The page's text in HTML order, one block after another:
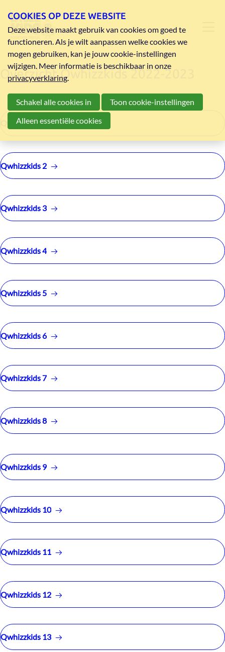
Overzicht Qwhizzkids 2022-2023
Qwhizzkids 1
Qwhizzkids 2
Qwhizzkids 3
Qwhizzkids 4
Qwhizzkids 5
Qwhizzkids 6
Qwhizzkids 7
Qwhizzkids 8
Qwhizzkids 9
Qwhizzkids 10
Qwhizzkids 11
Qwhizzkids 12
Qwhizzkids 13
COOKIES OP DEZE WEBSITE
Deze website maakt gebruik van cookies om goed te
functioneren. Als je wilt aanpassen welke cookies we
mogen gebruiken, kan je jouw cookie-instellingen
wijzigen. Meer informatie is beschikbaar in onze
privacyverklaring.
Schakel alle cookies in
Toon cookie-instellingen
Alleen essentiële cookies